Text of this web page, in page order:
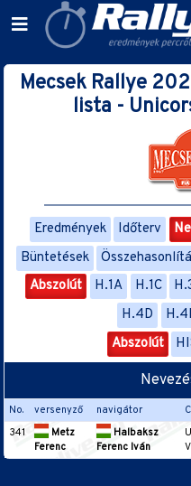
Mecsek Rallye
lista -
Eredmények Időterv
Büntetések
Abszolút
H.1A H.1C
H.4D
Abszolút
No. versenyző navigátor
341
Metz
Ferenc
Halbaksz
Ferenc Iván